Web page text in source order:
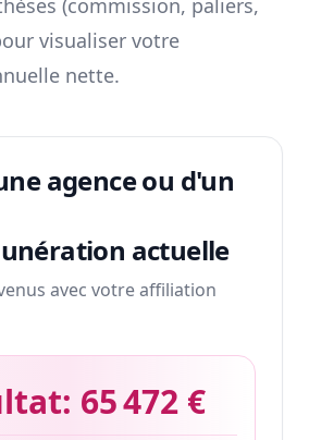
(commission, paliers,
visualiser votre
nette.
agence ou d'un
actuelle
avec votre affiliation
65 472 €